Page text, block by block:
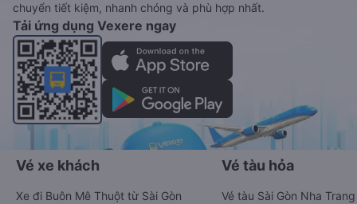
chuyển tiết kiệm, nhanh chóng và phù hợp nhất.
Tải ứng dụng Vexere ngay
Vé xe khách
Xe đi Buôn Mê Thuột từ Sài Gòn
Vé tàu hỏa
Vé tàu Sài Gòn Nha Trang